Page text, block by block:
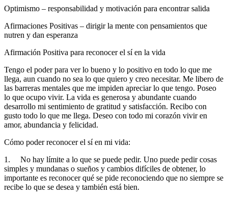
Optimismo – responsabilidad y motivación para encontrar salida
Afirmaciones Positivas – dirigir la mente con pensamientos que
nutren y dan esperanza
Afirmación Positiva para reconocer el sí en la vida
Tengo el poder para ver lo bueno y lo positivo en todo lo que me
llega, aun cuando no sea lo que quiero y creo necesitar. Me libero de
las barreras mentales que me impiden apreciar lo que tengo. Poseo
lo que ocupo vivir. La vida es generosa y abundante cuando
desarrollo mi sentimiento de gratitud y satisfacción. Recibo con
gusto todo lo que me llega. Deseo con todo mi corazón vivir en
amor, abundancia y felicidad.
Cómo poder reconocer el sí en mi vida:
1. No hay límite a lo que se puede pedir. Uno puede pedir cosas
simples y mundanas o sueños y cambios difíciles de obtener, lo
importante es reconocer qué se pide reconociendo que no siempre se
recibe lo que se desea y también está bien.